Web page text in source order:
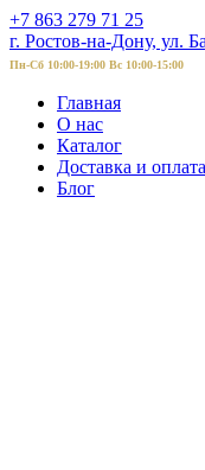
+7 863 279 71 25
г. Ростов-на-Дону, ул.
Пн-Сб 10:00-19:00 Вс 10:00-15:00
Главная
О нас
Каталог
Доставка и оплата
Блог